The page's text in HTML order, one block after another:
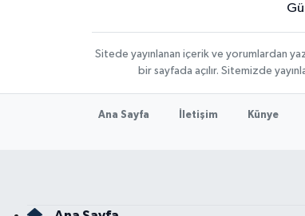
Sitede yayınlanan içerik ve yorumlardan
bir sayfada açılır. Sitemizde
Ana Sayfa İletişim Künye